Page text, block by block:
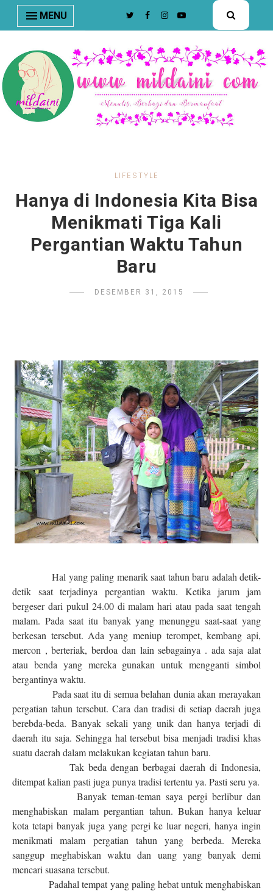
nav#menunav { border-bottom: 1px solid #e8e8e8; }
MENU
LIFESTYLE
Hanya di Indonesia Kita Bisa
Menikmati Tiga Kali
Pergantian Waktu Tahun
Baru
DESEMBER 31, 2015
Hal yang paling menarik saat tahun baru adalah detik-
detik saat terjadinya pergantian waktu. Ketika jarum jam
bergeser dari pukul 24.00 di malam hari atau pada saat tengah
malam. Pada saat itu banyak yang menunggu saat-saat yang
berkesan tersebut. Ada yang meniup terompet, kembang api,
mercon , berteriak, berdoa dan lain sebagainya . ada saja alat
atau benda yang mereka gunakan untuk mengganti simbol
bergantinya waktu.
Pada saat itu di semua belahan dunia akan merayakan
pergatian tahun tersebut. Cara dan tradisi di setiap daerah juga
berebda-beda. Banyak sekali yang unik dan hanya terjadi di
daerah itu saja. Sehingga hal tersebut bisa menjadi tradisi khas
suatu daerah dalam melakukan kegiatan tahun baru.
Tak beda dengan berbagai daerah di Indonesia,
ditempat kalian pasti juga punya tradisi tertentu ya. Pasti seru ya.
Banyak teman-teman saya pergi berlibur dan
menghabiskan malam pergantian tahun. Bukan hanya keluar
kota tetapi banyak juga yang pergi ke luar negeri, hanya ingin
menikmati malam pergatian tahun yang berbeda. Mereka
sanggup meghabiskan waktu dan uang yang banyak demi
mencari suasana tersebut.
Padahal tempat yang paling hebat untuk menghabiskan